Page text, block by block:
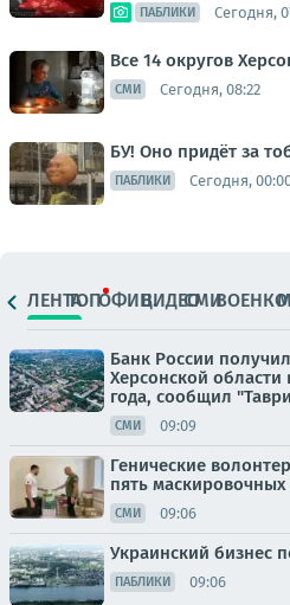
ПАБЛИКИ Сегодня,
Все 14 округов
СМИ Сегодня, 08:22
БУ! Оно придёт за
ПАБЛИКИ Сегодня,
ЛЕНТАТОПОФИЦ.ВИДЕОСМИ
Банк России
Херсонской
года, сообщил
СМИ 09:09
Генические
пять маскировочных
СМИ 09:06
Украинский бизнес
ПАБЛИКИ 09:06